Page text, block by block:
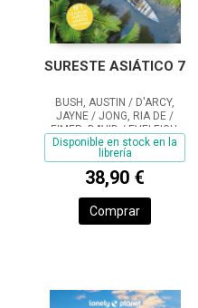
SURESTE ASIÁTICO 7
BUSH, AUSTIN / D'ARCY,
JAYNE / JONG, RIA DE /
EIMER, DAVID / EVELEIGH,
MARK / FERRARESE,
MARCO / GROSBERG,
MICHAEL / HARDING, PAUL /
RAY, NICK / REID,
Disponible en stock en la
librería
38,90 €
Comprar